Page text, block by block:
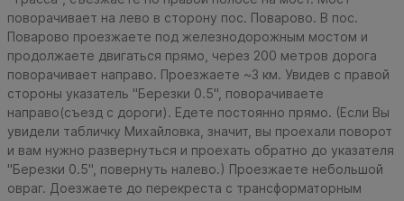
поворачивает на лево в сторону пос. Поварово. В пос.
Поварово проезжаете под железнодорожным мостом и
продолжаете двигаться прямо, через 200 метров дорога
поворачивает направо. Проезжаете ~3 км. Увидев с правой
стороны указатель "Березки 0.5", поворачиваете
направо(съезд с дороги). Едете постоянно прямо. (Если Вы
увидели табличку Михайловка, значит, вы проехали поворот
и вам нужно развернуться и проехать обратно до указателя
"Березки 0.5", повернуть налево.) Проезжаете небольшой
овраг. Доезжаете до перекреста с трансформаторным